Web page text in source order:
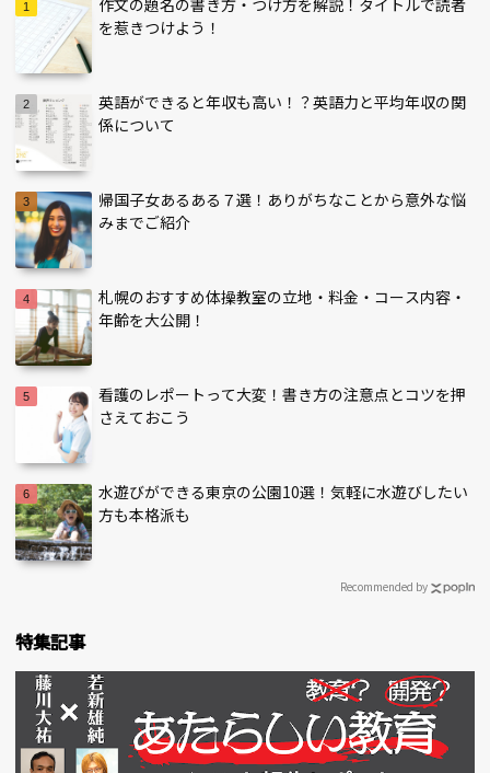
を惹きつけよう！
英語ができると年収も高い！？英語力と平均年収の関
係について
帰国子女あるある７選！ありがちなことから意外な悩
みまでご紹介
札幌のおすすめ体操教室の立地・料金・コース内容・
年齢を大公開！
看護のレポートって大変！書き方の注意点とコツを押
さえておこう
水遊びができる東京の公園10選！気軽に水遊びしたい
方も本格派も
Recommended by
特集記事